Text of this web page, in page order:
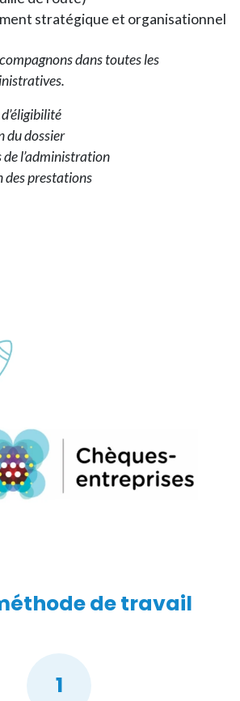
stratégique et organisationnel
dans toutes les
du dossier
de l’administration
prestations
de travail
1